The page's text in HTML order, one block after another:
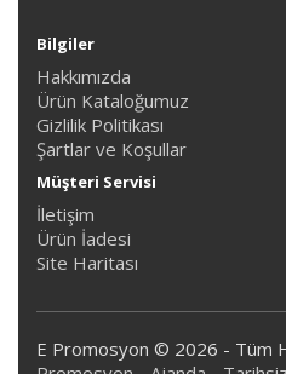
Bilgiler
Hakkımızda
Ürün Kataloğumuz
Gizlilik Politikası
Şartlar ve Koşullar
Müşteri Servisi
İletişim
Ürün İadesi
Site Haritası
E Promosyon © 2026 - Tüm